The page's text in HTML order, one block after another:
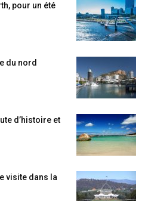
pour un été
du nord
d’histoire et
visite dans la